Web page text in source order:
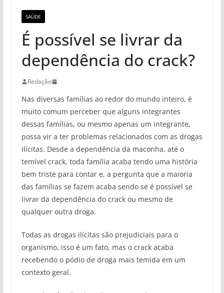
SAÚDE
É possível se livrar da
dependência do crack?
Redação
Nas diversas famílias ao redor do mundo inteiro, é
muito comum perceber que alguns integrantes
dessas famílias, ou mesmo apenas um integrante,
possa vir a ter problemas relacionados com as drogas
ilícitas. Desde a dependência da maconha, até o
temível crack, toda família acaba tendo uma história
bem triste para contar e, a pergunta que a maioria
das famílias se fazem acaba sendo se é possível se
livrar da dependência do crack ou mesmo de
qualquer outra droga.
Todas as drogas ilícitas são prejudiciais para o
organismo, isso é um fato, mas o crack acaba
recebendo o pódio de droga mais temida em um
contexto geral.